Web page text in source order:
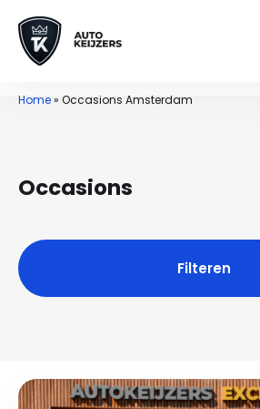
Home» Occasions Amsterdam
Occasions
Filteren